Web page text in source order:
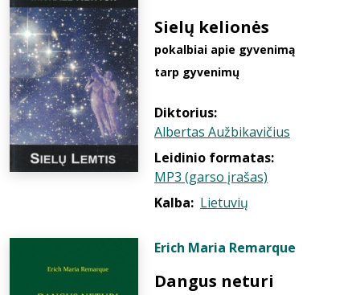
Sielų kelionės
pokalbiai apie gyvenimą
tarp gyvenimų
Diktorius:
Albertas Aužbikavičius
Leidinio formatas:
MP3 (garso įrašas)
Kalba: Lietuvių
Erich Maria Remarque
Dangus neturi